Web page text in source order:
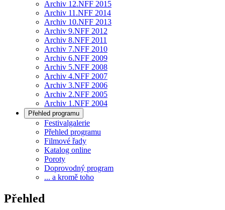
Archiv 12.NFF 2015
Archiv 11.NFF 2014
Archiv 10.NFF 2013
Archiv 9.NFF 2012
Archiv 8.NFF 2011
Archiv 7.NFF 2010
Archiv 6.NFF 2009
Archiv 5.NFF 2008
Archiv 4.NFF 2007
Archiv 3.NFF 2006
Archiv 2.NFF 2005
Archiv 1.NFF 2004
Přehled programu
Festivalgalerie
Přehled programu
Filmové řady
Katalog online
Poroty
Doprovodný program
... a kromě toho
Přehled